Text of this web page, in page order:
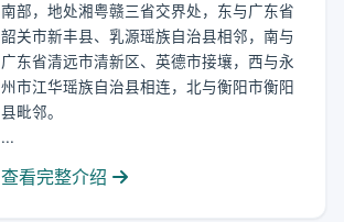
南部，地处湘粤赣三省交界处，东与广东省
韶关市新丰县、乳源瑶族自治县相邻，南与
广东省清远市清新区、英德市接壤，西与永
州市江华瑶族自治县相连，北与衡阳市衡阳
县毗邻。
...
查看完整介绍